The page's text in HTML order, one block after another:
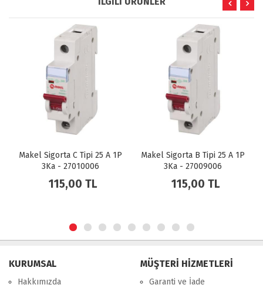
A 1P
Makel Sigorta B Tipi 25 A 1P
3Ka - 27009006
115,00 TL
Makel Sigorta C Tipi 16 A
3Ka - 27010004
115,00 TL
KURUMSAL
Hakkımızda
MÜŞTERİ HİZMETLERİ
Garanti ve İade